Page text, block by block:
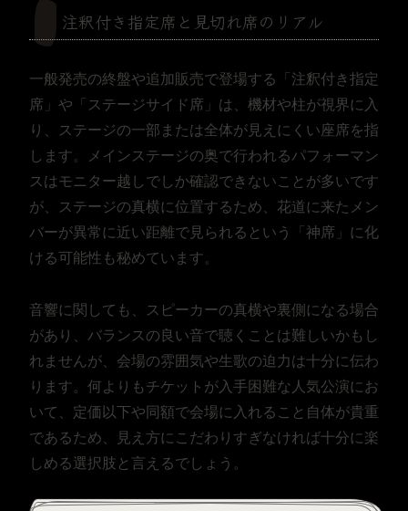
注釈付き指定席と見切れ席のリアル
一般発売の終盤や追加販売で登場する「注釈付き指定
席」や「ステージサイド席」は、機材や柱が視界に入
り、ステージの一部または全体が見えにくい座席を指
します。メインステージの奥で行われるパフォーマン
スはモニター越しでしか確認できないことが多いです
が、ステージの真横に位置するため、花道に来たメン
バーが異常に近い距離で見られるという「神席」に化
ける可能性も秘めています。
音響に関しても、スピーカーの真横や裏側になる場合
があり、バランスの良い音で聴くことは難しいかもし
れませんが、会場の雰囲気や生歌の迫力は十分に伝わ
ります。何よりもチケットが入手困難な人気公演にお
いて、定価以下や同額で会場に入れること自体が貴重
であるため、見え方にこだわりすぎなければ十分に楽
しめる選択肢と言えるでしょう。